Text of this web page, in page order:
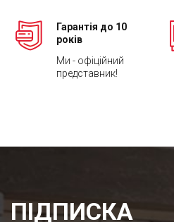
Гарантія до 10
років
Ми - офіційний
представник!
ПІДПИСКА